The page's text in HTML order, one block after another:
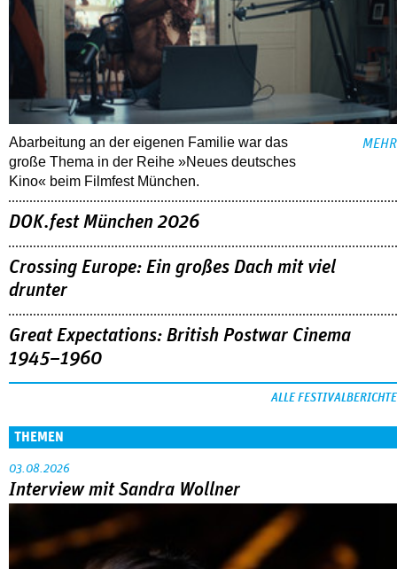
Abarbeitung an der eigenen Familie war das
große Thema in der Reihe »Neues deutsches
Kino« beim Filmfest München.
MEHR
DOK.fest München 2026
Crossing Europe: Ein großes Dach mit viel
drunter
Great Expectations: British Postwar Cinema
1945–1960
ALLE FESTIVALBERICHTE
THEMEN
03.08.2026
Interview mit Sandra Wollner